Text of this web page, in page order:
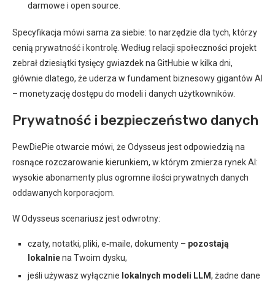
darmowe i open source.
Specyfikacja mówi sama za siebie: to narzędzie dla tych, którzy
cenią prywatność i kontrolę. Według relacji społeczności projekt
zebrał dziesiątki tysięcy gwiazdek na GitHubie w kilka dni,
głównie dlatego, że uderza w fundament biznesowy gigantów AI
– monetyzację dostępu do modeli i danych użytkowników.
Prywatność i bezpieczeństwo danych
PewDiePie otwarcie mówi, że Odysseus jest odpowiedzią na
rosnące rozczarowanie kierunkiem, w którym zmierza rynek AI:
wysokie abonamenty plus ogromne ilości prywatnych danych
oddawanych korporacjom.
W Odysseus scenariusz jest odwrotny:
czaty, notatki, pliki, e‑maile, dokumenty – pozostają
lokalniena Twoim dysku,
jeśli używasz wyłącznie lokalnych modeli LLM, żadne dane